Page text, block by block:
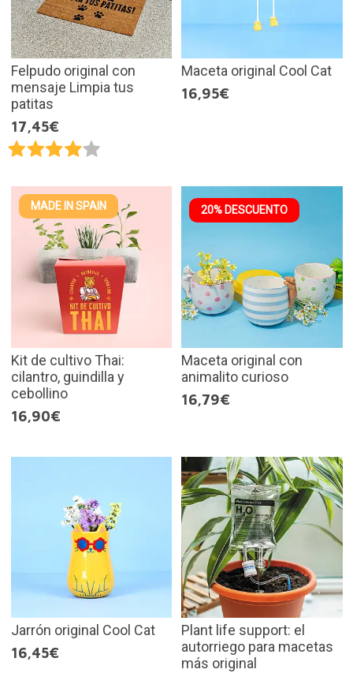
Felpudo original con
mensaje Limpia tus
patitas
17,45€
Maceta original Cool Cat
16,95€
MADE IN SPAIN
Kit de cultivo Thai:
cilantro, guindilla y
cebollino
16,90€
20% DESCUENTO
Maceta original con
animalito curioso
16,79€
Jarrón original Cool Cat
16,45€
Plant life support: el
autorriego para macetas
más original